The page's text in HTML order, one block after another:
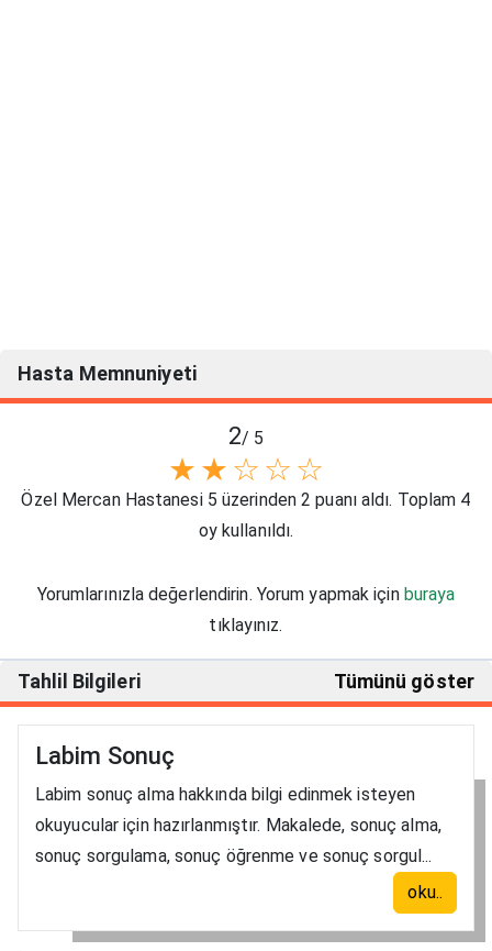
Hasta Memnuniyeti
2/ 5
☆
☆
☆
★
★
Özel Mercan Hastanesi 5 üzerinden 2 puanı aldı. Toplam 4
oy kullanıldı.
Yorumlarınızla değerlendirin. Yorum yapmak için buraya
tıklayınız.
Tahlil Bilgileri Tümünü göster
Labim Sonuç
Labim sonuç alma hakkında bilgi edinmek isteyen
okuyucular için hazırlanmıştır. Makalede, sonuç alma,
sonuç sorgulama, sonuç öğrenme ve sonuç sorgul...
oku..